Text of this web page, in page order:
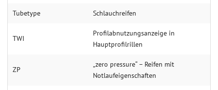
Tube­type Schlauchreifen
TWI
Profilabnutzungsanzeige in
Hauptprofilrillen
ZP
„zero pressure“ – Reifen mit
Notlaufeigenschaften